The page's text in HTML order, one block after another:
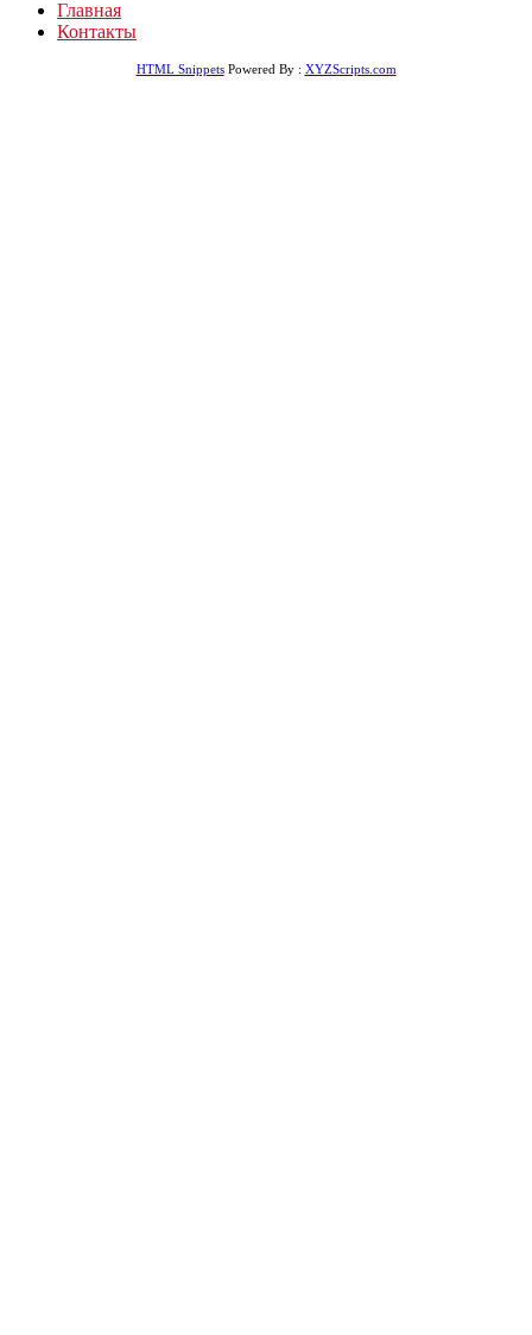
Главная
Контакты
HTML SnippetsPowered By : XYZScripts.com